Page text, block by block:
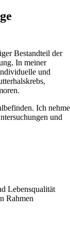
Bestandteil der
In meiner
und
Ich nehme
und
Lebensqualität
Rahmen